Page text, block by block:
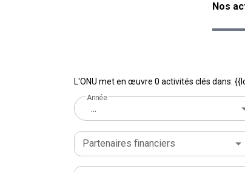
Nos
L'ONU met en œuvre 0 activités clés dans:
Année
...
Partenaires financiers